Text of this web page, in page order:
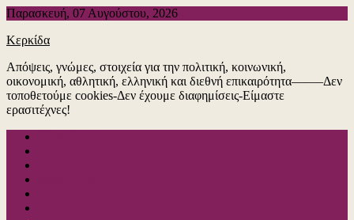
Μεταπηδήστε
περιεχόμενο
Παρασκευή, 07 Αυγούστου, 2026
Κερκίδα
Απόψεις, γνώμες, στοιχεία για την πολιτική, κοινωνική,
οικονομική, αθλητική, ελληνική και διεθνή επικαιρότητα——–Δεν
τοποθετούμε cookies-Δεν έχουμε διαφημίσεις-Είμαστε
ερασιτέχνες!